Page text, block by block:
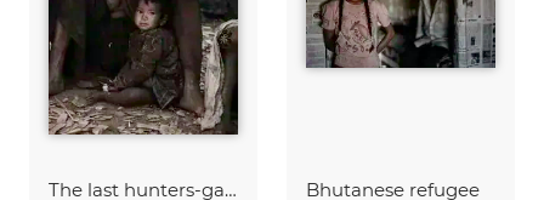
The last hunters-gatherers of the Himalayas Bhutanese refugee